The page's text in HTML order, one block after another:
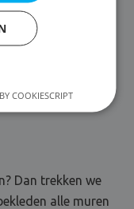
brengen
weer
Dan trekken we
alle muren
COOKIESCRIPT